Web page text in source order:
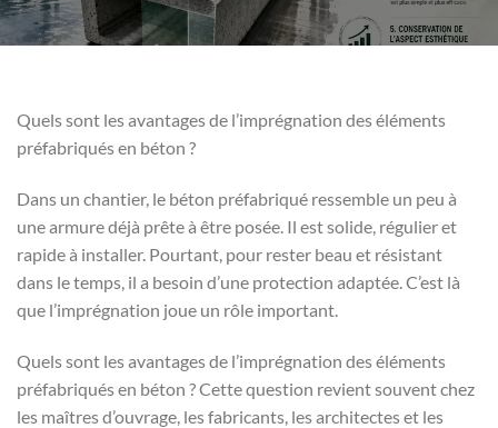
Quels sont les avantages de l’imprégnation des éléments
préfabriqués en béton ?
Dans un chantier, le béton préfabriqué ressemble un peu à
une armure déjà prête à être posée. Il est solide, régulier et
rapide à installer. Pourtant, pour rester beau et résistant
dans le temps, il a besoin d’une protection adaptée. C’est là
que l’imprégnation joue un rôle important.
Quels sont les avantages de l’imprégnation des éléments
préfabriqués en béton ? Cette question revient souvent chez
les maîtres d’ouvrage, les fabricants, les architectes et les